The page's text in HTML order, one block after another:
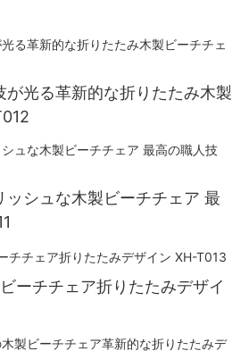
が光る革新的な折りたたみ木製
ッシュな木製ビーチチェア 最
ーチチェア折りたたみデザイ